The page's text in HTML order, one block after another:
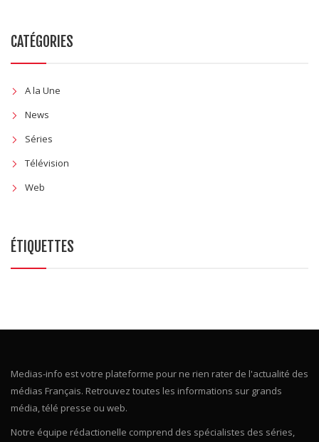
CATÉGORIES
A la Une
News
Séries
Télévision
Web
ÉTIQUETTES
Medias-info est votre plateforme pour ne rien rater de l'actualité des
médias Français. Retrouvez toutes les informations sur grands
média, télé presse ou web.
Notre équipe rédactionelle comprend des spécialistes des séries,